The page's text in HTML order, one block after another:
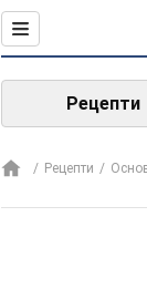
Рецепти
Рецепти